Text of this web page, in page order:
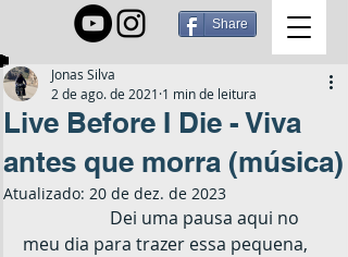
Share
Live Before I Die - Viva
antes que morra (música)
Jonas Silva
2 de ago. de 2021 1 min de leitura
Atualizado: 20 de dez. de 2023
meu dia para trazer essa pequena,